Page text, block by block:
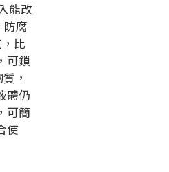
能改
防腐
比
可鎖
，
體仍
可簡
使